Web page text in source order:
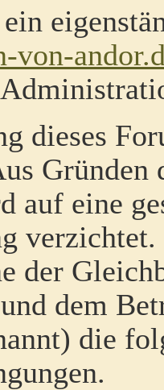
von-
dieses
Gründen
auf eine
der
dem
die